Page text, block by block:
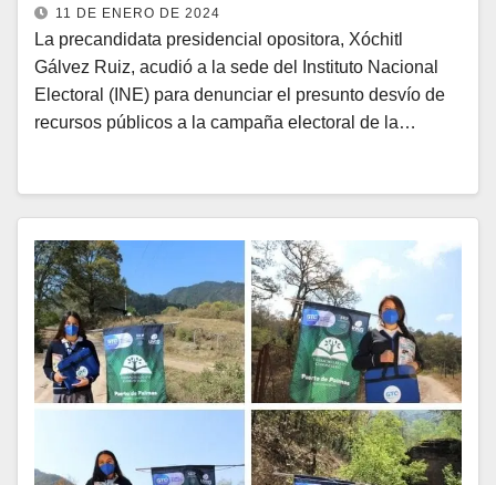
11 DE ENERO DE 2024
La precandidata presidencial opositora, Xóchitl
Gálvez Ruiz, acudió a la sede del Instituto Nacional
Electoral (INE) para denunciar el presunto desvío de
recursos públicos a la campaña electoral de la…